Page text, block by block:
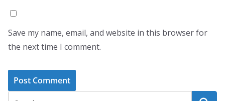
Save my name, email, and website in this browser for
the next time I comment.